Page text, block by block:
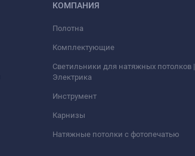
КОМПАНИЯ
Полотна
Комплектующие
Светильники для натяжных потолков |
Электрика
Инструмент
Карнизы
Натяжные потолки с фотопечатью